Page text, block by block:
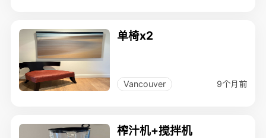
单椅x2
Vancouver 9个月前
榨汁机+搅拌机